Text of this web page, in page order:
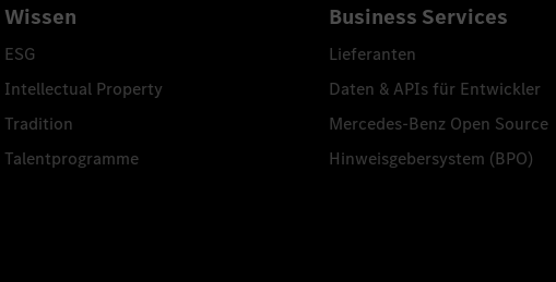
Wissen
ESG
Intellectual Property
Tradition
Talentprogramme
Business Services
Lieferanten
Daten & APIs für Entwickler
Mercedes-Benz Open Source
Hinweisgebersystem (BPO)